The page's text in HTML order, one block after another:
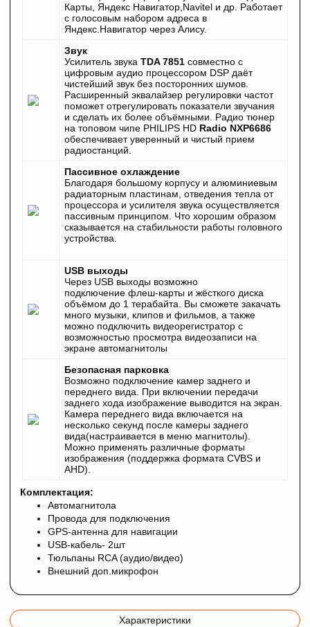
Карты, Яндекс Навигатор,Navitel и др. Работает
с голосовым набором адреса в
Яндекс.Навигатор через Алису.
Звук
Усилитель звука TDA 7851 совместно с
цифровым аудио процессором DSP даёт
чистейший звук без посторонних шумов.
Расширенный эквалайзер регулировки частот
поможет отрегулировать показатели звучания
и сделать их более объёмными. Радио тюнер
на топовом чипе PHILIPS HD Radio NXP6686
обеспечивает уверенный и чистый прием
радиостанций.
Пассивное охлаждение
Благодаря большому корпусу и алюминиевым
радиаторным пластинам, отведения тепла от
процессора и усилителя звука осуществляется
пассивным принципом. Что хорошим образом
сказывается на стабильности работы головного
устройства.
USB выходы
Через USB выходы возможно
подключение флеш-карты и жёсткого диска
объёмом до 1 терабайта. Вы сможете закачать
много музыки, клипов и фильмов, а также
можно подключить видеорегистратор с
возможностью просмотра видеозаписи на
экране автомагнитолы
Безопасная парковка
Возможно подключение камер заднего и
переднего вида. При включении передачи
заднего хода изображение выводится на экран.
Камера переднего вида включается на
несколько секунд после камеры заднего
вида(настраивается в меню магнитолы).
Можно применять различные форматы
изображения (поддержка формата CVBS и
AHD).
Комплектация:
Автомагнитола
Провода для подключения
GPS-антенна для навигации
USB-кабель- 2шт
Тюльпаны RCA (аудио/видео)
Внешний доп.микрофон
Характеристики